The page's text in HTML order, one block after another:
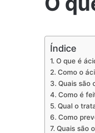
Índice
O que é
Como o
Quais são
Como é
Qual o
Como
Quais são